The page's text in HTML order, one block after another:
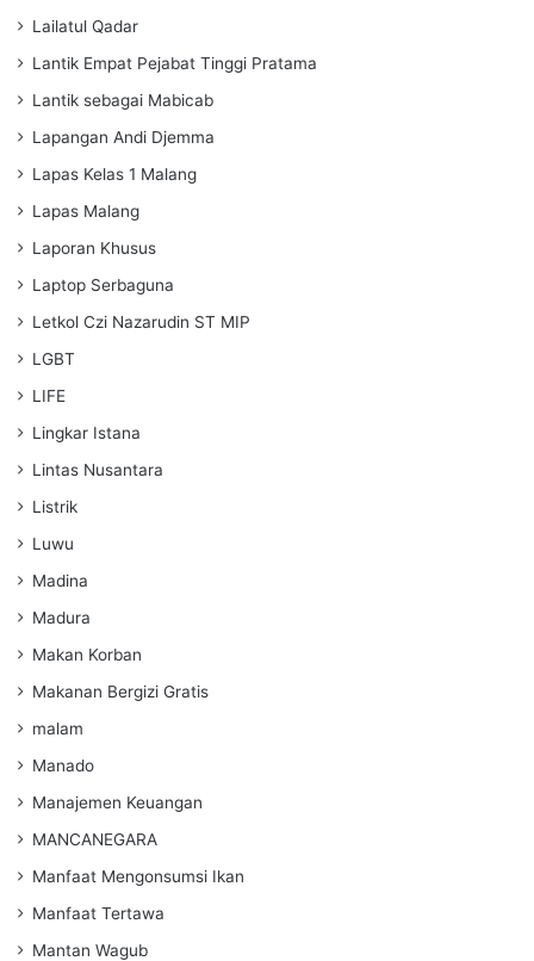
Lailatul Qadar
Lantik Empat Pejabat Tinggi Pratama
Lantik sebagai Mabicab
Lapangan Andi Djemma
Lapas Kelas 1 Malang
Lapas Malang
Laporan Khusus
Laptop Serbaguna
Letkol Czi Nazarudin ST MIP
LGBT
LIFE
Lingkar Istana
Lintas Nusantara
Listrik
Luwu
Madina
Madura
Makan Korban
Makanan Bergizi Gratis
malam
Manado
Manajemen Keuangan
MANCANEGARA
Manfaat Mengonsumsi Ikan
Manfaat Tertawa
Mantan Wagub